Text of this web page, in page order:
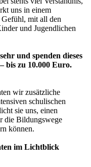
uns in einem
mit all den
und Jugendlichen
und spenden dieses
bis zu 10.000 Euro.
wir zusätzliche
schulischen
sie uns, einen
die Bildungswege
können.
im Lichtblick